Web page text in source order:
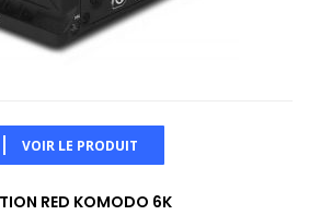
VOIR LE PRODUIT
RED KOMODO 6K